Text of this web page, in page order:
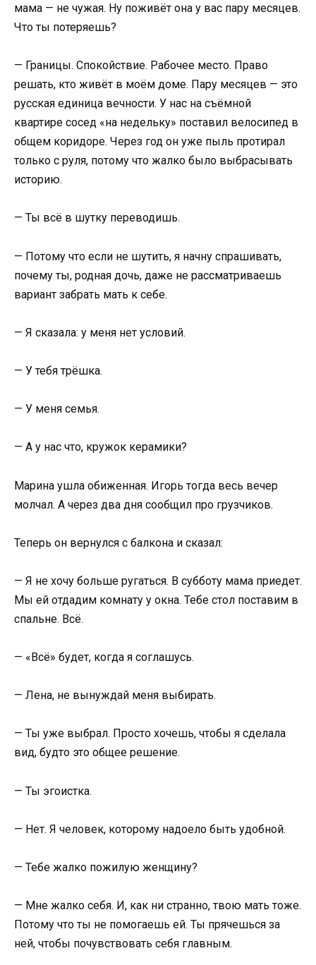
мама — не чужая. Ну поживёт она у вас пару месяцев.
Что ты потеряешь?
— Границы. Спокойствие. Рабочее место. Право
решать, кто живёт в моём доме. Пару месяцев — это
русская единица вечности. У нас на съёмной
квартире сосед «на недельку» поставил велосипед в
общем коридоре. Через год он уже пыль протирал
только с руля, потому что жалко было выбрасывать
историю.
— Ты всё в шутку переводишь.
— Потому что если не шутить, я начну спрашивать,
почему ты, родная дочь, даже не рассматриваешь
вариант забрать мать к себе.
— Я сказала: у меня нет условий.
— У тебя трёшка.
— У меня семья.
— А у нас что, кружок керамики?
Марина ушла обиженная. Игорь тогда весь вечер
молчал. А через два дня сообщил про грузчиков.
Теперь он вернулся с балкона и сказал:
— Я не хочу больше ругаться. В субботу мама приедет.
Мы ей отдадим комнату у окна. Тебе стол поставим в
спальне. Всё.
— «Всё» будет, когда я соглашусь.
— Лена, не вынуждай меня выбирать.
— Ты уже выбрал. Просто хочешь, чтобы я сделала
вид, будто это общее решение.
— Ты эгоистка.
— Нет. Я человек, которому надоело быть удобной.
— Тебе жалко пожилую женщину?
— Мне жалко себя. И, как ни странно, твою мать тоже.
Потому что ты не помогаешь ей. Ты прячешься за
ней, чтобы почувствовать себя главным.